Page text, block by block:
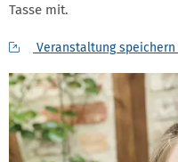
Tasse mit.
Veranstaltung speichern